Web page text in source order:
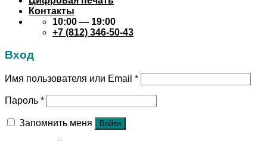
Контакты
10:00 — 19:00
+7 (812) 346-50-43
Вход
Имя пользователя или Email *
Пароль *
Запомнить меня Войти